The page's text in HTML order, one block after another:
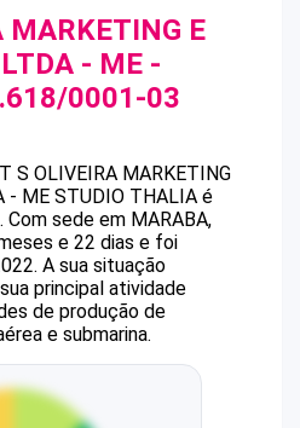
MARKETING E
LTDA - ME -
0001-03
T S OLIVEIRA MARKETING
- ME STUDIO THALIA é
. Com sede em MARABA,
e 22 dias e foi
A sua situação
principal atividade
de produção de
e submarina.